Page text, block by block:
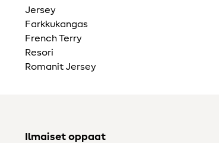
Jersey
Farkkukangas
French Terry
Resori
Romanit Jersey
Ilmaiset oppaat